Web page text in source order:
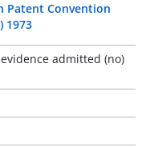
Patent Convention
1973
admitted (no)